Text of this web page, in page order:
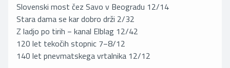
Slovenski most čez Savo v Beogradu 12/14
Stara dama se kar dobro drži 2/32
Z ladjo po tirih − kanal Elblag 12/42
120 let tekočih stopnic 7−8/12
140 let pnevmatskega vrtalnika 12/12